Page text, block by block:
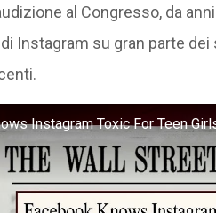
al Congresso, da
Instagram su gran parte
Instagram Toxic For Teen